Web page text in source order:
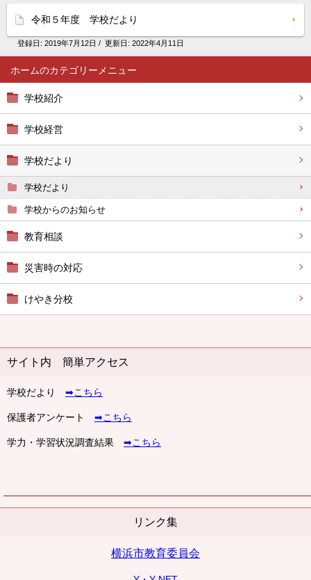
ホーム
学校紹介
学校経営
学校だより
学校だより
学校からのお知らせ
教育相談
災害時の対応
けやき分校
サイト内 簡単アクセス
学校だより ➡こちら
保護者アンケート ➡こちら
学力・学習状況調査結果 ➡こちら
リンク集
横浜市教育委員会
令和５年度 学校だより
登録日: 2019年7月12日 / 更新日: 2022年4月11日